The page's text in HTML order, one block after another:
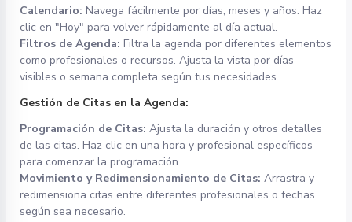
Calendario: Navega fácilmente por días, meses y años. Haz
clic en "Hoy" para volver rápidamente al día actual.
Filtros de Agenda: Filtra la agenda por diferentes elementos
como profesionales o recursos. Ajusta la vista por días
visibles o semana completa según tus necesidades.
Gestión de Citas en la Agenda:
Programación de Citas: Ajusta la duración y otros detalles
de las citas. Haz clic en una hora y profesional específicos
para comenzar la programación.
Movimiento y Redimensionamiento de Citas: Arrastra y
redimensiona citas entre diferentes profesionales o fechas
según sea necesario.